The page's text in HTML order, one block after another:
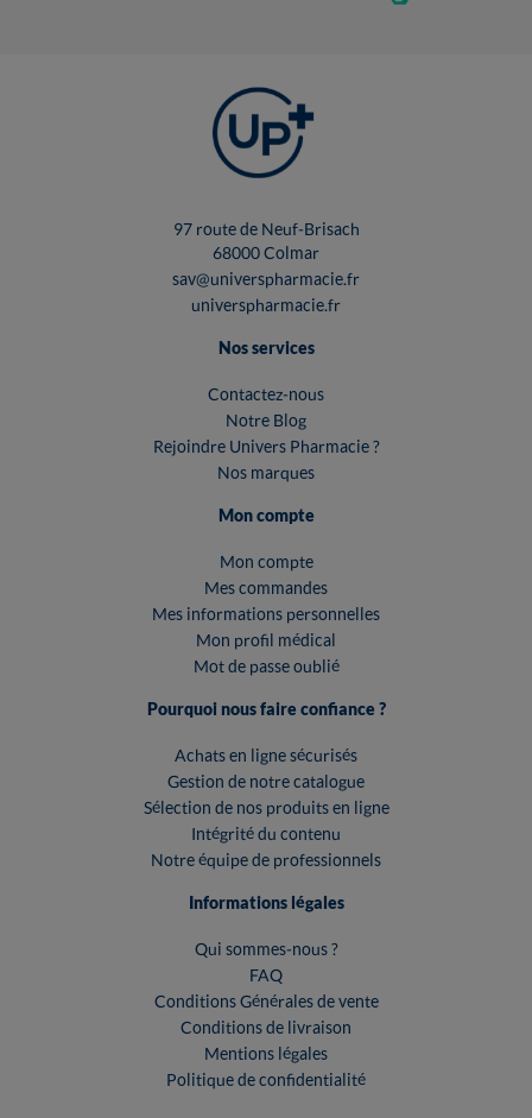
97 route de Neuf-Brisach
68000 Colmar
sav@universpharmacie.fr
universpharmacie.fr
Nos services
Contactez-nous
Notre Blog
Rejoindre Univers Pharmacie ?
Nos marques
Mon compte
Mon compte
Mes commandes
Mes informations personnelles
Mon profil médical
Mot de passe oublié
Pourquoi nous faire confiance ?
Achats en ligne sécurisés
Gestion de notre catalogue
Sélection de nos produits en ligne
Intégrité du contenu
Notre équipe de professionnels
Informations légales
Qui sommes-nous ?
FAQ
Conditions Générales de vente
Conditions de livraison
Mentions légales
Politique de confidentialité